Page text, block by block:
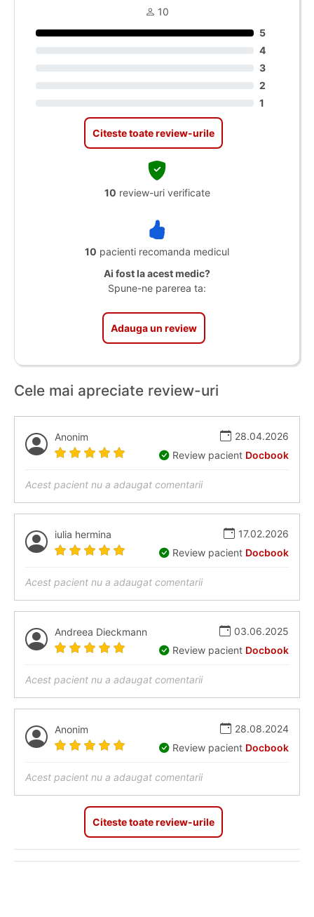
10
5
4
3
2
1
Citeste toate review-urile
10 review-uri verificate
10 pacienti recomanda medicul
Ai fost la acest medic?
Spune-ne parerea ta:
Adauga un review
Cele mai apreciate review-uri
Anonim
28.04.2026
Review pacient Docbook
Acest pacient nu a adaugat comentarii
iulia hermina
17.02.2026
Review pacient Docbook
Acest pacient nu a adaugat comentarii
Andreea Dieckmann
03.06.2025
Review pacient Docbook
Acest pacient nu a adaugat comentarii
Anonim
28.08.2024
Review pacient Docbook
Acest pacient nu a adaugat comentarii
Citeste toate review-urile